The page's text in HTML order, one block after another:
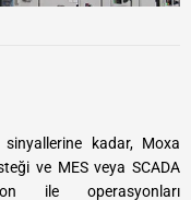
kadar, Moxa
ve MES veya SCADA
ile operasyonları